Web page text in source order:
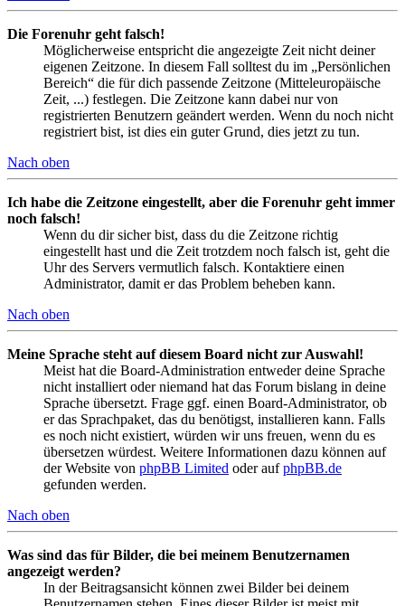
Die Forenuhr geht falsch!
Möglicherweise entspricht die angezeigte Zeit nicht deiner
eigenen Zeitzone. In diesem Fall solltest du im „Persönlichen
Bereich“ die für dich passende Zeitzone (Mitteleuropäische
Zeit, ...) festlegen. Die Zeitzone kann dabei nur von
registrierten Benutzern geändert werden. Wenn du noch nicht
registriert bist, ist dies ein guter Grund, dies jetzt zu tun.
Nach oben
Ich habe die Zeitzone eingestellt, aber die Forenuhr geht immer
noch falsch!
Wenn du dir sicher bist, dass du die Zeitzone richtig
eingestellt hast und die Zeit trotzdem noch falsch ist, geht die
Uhr des Servers vermutlich falsch. Kontaktiere einen
Administrator, damit er das Problem beheben kann.
Nach oben
Meine Sprache steht auf diesem Board nicht zur Auswahl!
Meist hat die Board-Administration entweder deine Sprache
nicht installiert oder niemand hat das Forum bislang in deine
Sprache übersetzt. Frage ggf. einen Board-Administrator, ob
er das Sprachpaket, das du benötigst, installieren kann. Falls
es noch nicht existiert, würden wir uns freuen, wenn du es
übersetzen würdest. Weitere Informationen dazu können auf
der Website von phpBB Limited oder aufphpBB.de
gefunden werden.
Nach oben
Was sind das für Bilder, die bei meinem Benutzernamen
angezeigt werden?
In der Beitragsansicht können zwei Bilder bei deinem